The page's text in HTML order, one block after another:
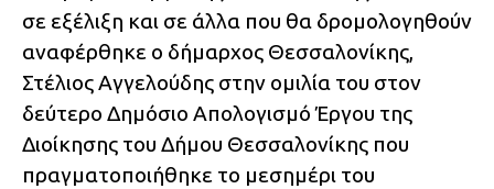
σε εξέλιξη και σε άλλα που θα δρομολογηθούν
αναφέρθηκε ο δήμαρχος Θεσσαλονίκης,
Στέλιος Αγγελούδης στην ομιλία του στον
δεύτερο Δημόσιο Απολογισμό Έργου της
Διοίκησης του Δήμου Θεσσαλονίκης που
πραγματοποιήθηκε το μεσημέρι του